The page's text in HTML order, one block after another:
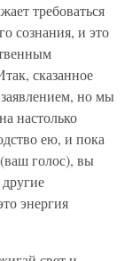
требоваться
сознания, и это
сказанное
но мы
настолько
ею, и пока
(ваш голос), вы
энергия